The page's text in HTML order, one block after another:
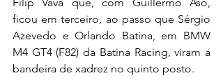
Filip Vava que, com Guillermo Aso,
ficou em terceiro, ao passo que Sérgio
Azevedo e Orlando Batina, em BMW
M4 GT4 (F82) da Batina Racing, viram a
bandeira de xadrez no quinto posto.